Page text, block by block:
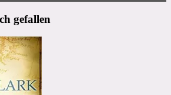
gefallen